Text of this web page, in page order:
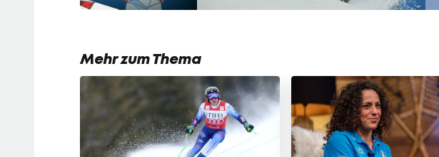
Mehr zum Thema